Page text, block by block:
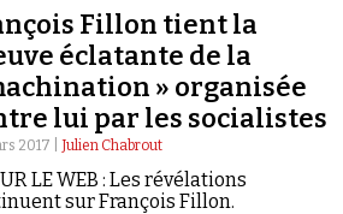
un don
Fillon tient la
éclatante de la
» organisée
lui par les socialistes
2017 | Julien Chabrout
LE WEB : Les révélations
sur François Fillon.